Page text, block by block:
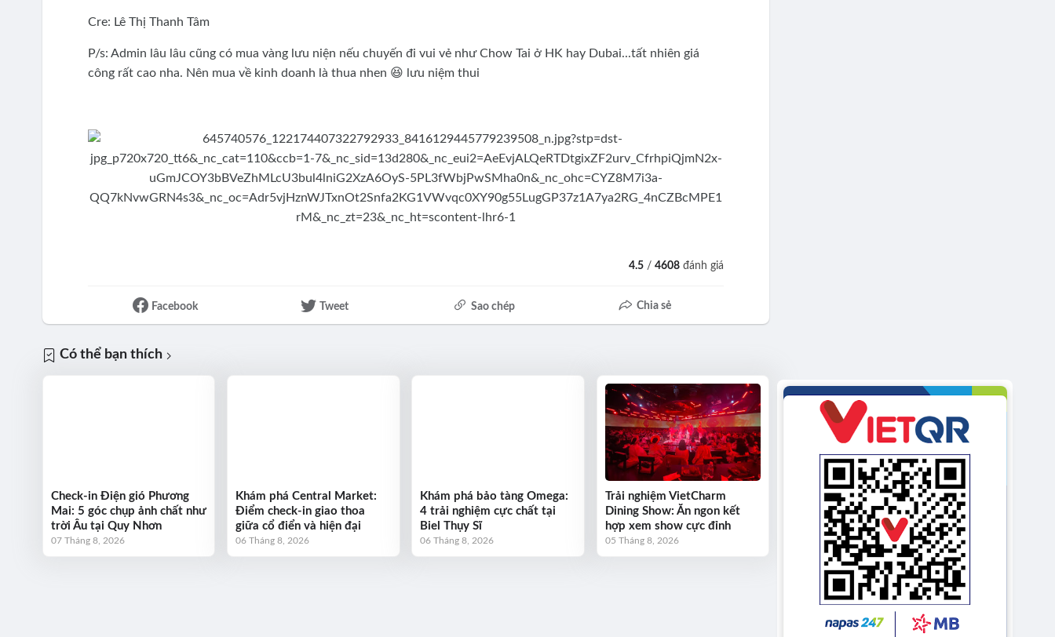
Cre: Lê Thị Thanh Tâm
P/s: Admin lâu lâu cũng có mua vàng lưu niện nếu chuyến đi vui vẻ như Chow Tai ở HK hay Dubai...tất nhiên giá
công rất cao nha. Nên mua về kinh doanh là thua nhen 😆 lưu niệm thui
4.5 /4608 đánh giá
Facebook Tweet Sao chép Chia sẻ
Có thể bạn thích
Check-in Điện gió Phương
Mai: 5 góc chụp ảnh chất như
trời Âu tại Quy Nhơn
07 Tháng 8, 2026
Khám phá Central Market:
Điểm check-in giao thoa
giữa cổ điển và hiện đại
06 Tháng 8, 2026
Khám phá bảo tàng Omega:
4 trải nghiệm cực chất tại
Biel Thụy Sĩ
06 Tháng 8, 2026
Trải nghiệm VietCharm
Dining Show: Ăn ngon kết
hợp xem show cực đỉnh
05 Tháng 8, 2026